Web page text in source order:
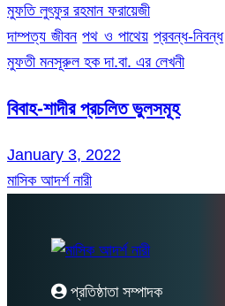
মুফতি লুৎফুর রহমান ফরায়েজী
দাম্পত্য জীবন পথ ও পাথেয় প্রবন্ধ-নিবন্ধ
মুফতী মনসূরুল হক দা.বা. এর লেখনী
বিবাহ-শাদীর প্রচলিত ভুলসমূহ
January 3, 2022
মাসিক আদর্শ নারী
প্রতিষ্ঠাতা সম্পাদক